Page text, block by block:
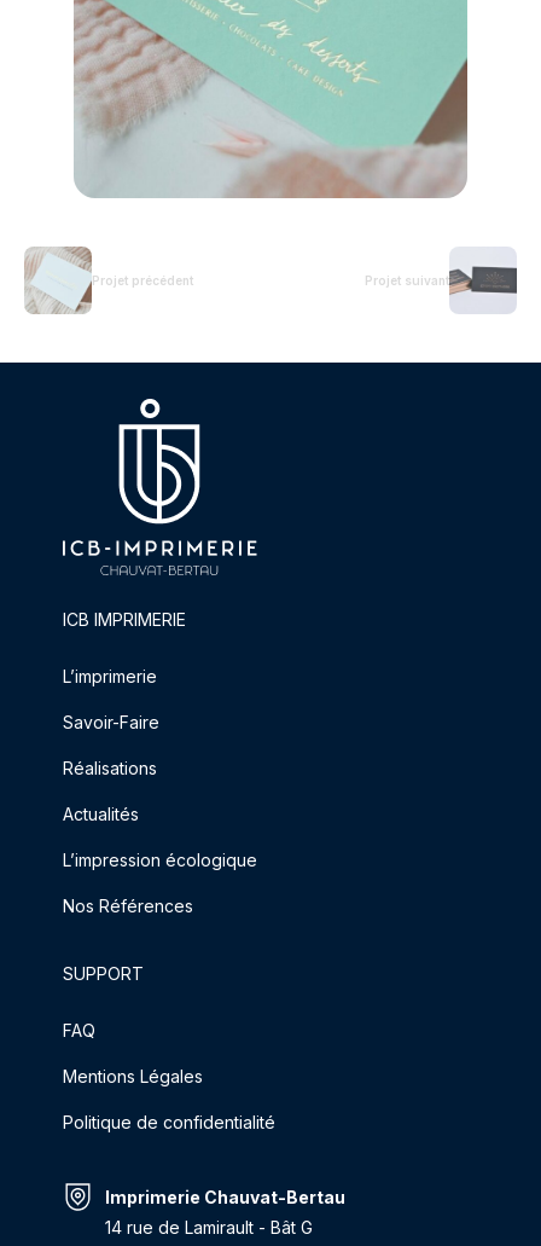
Projet précédent Projet suivant
ICB IMPRIMERIE
L’imprimerie
Savoir-Faire
Réalisations
Actualités
L’impression écologique
Nos Références
SUPPORT
FAQ
Mentions Légales
Politique de confidentialité
Imprimerie Chauvat-Bertau
14 rue de Lamirault - Bât G